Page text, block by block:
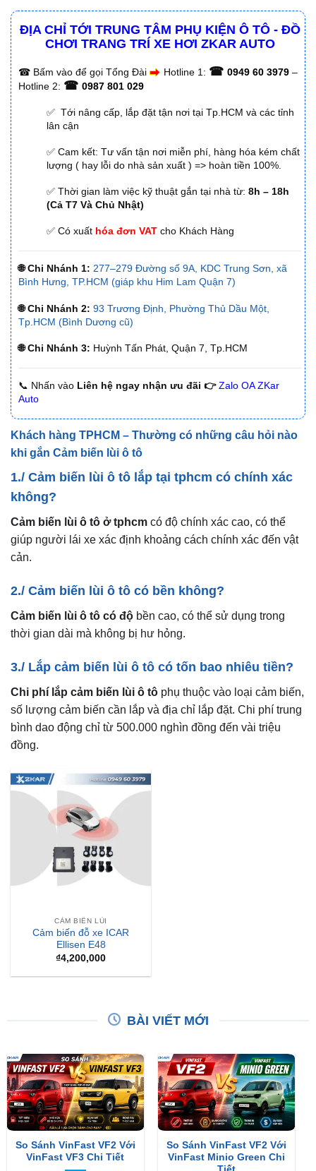
ĐỊA CHỈ TỚI TRUNG TÂM PHỤ KIỆN Ô TÔ - ĐỒ
CHƠI TRANG TRÍ XE HƠI ZKAR AUTO
☎ Bấm vào để gọi Tổng Đài Hotline 1: ☎ 0949 60 3979 –
Hotline 2: ☎ 0987 801 029
✅ Tới nâng cấp, lắp đặt tận nơi tại Tp.HCM và các tỉnh
lân cận
✅ Cam kết: Tư vấn tận nơi miễn phí, hàng hóa kém chất
lượng ( hay lỗi do nhà sản xuất ) => hoàn tiền 100%.
✅ Thời gian làm việc kỹ thuật gắn tại nhà từ: 8h – 18h
(Cả T7 Và Chủ Nhật)
✅ Có xuất hóa đơn VAT cho Khách Hàng
🌐 Chi Nhánh 1: 277–279 Đường số 9A, KDC Trung Sơn, xã
Bình Hưng, TP.HCM (giáp khu Him Lam Quận 7)
🌐 Chi Nhánh 2: 93 Trương Định, Phường Thủ Dầu Một,
Tp.HCM (Bình Dương cũ)
🌐 Chi Nhánh 3: Huỳnh Tấn Phát, Quận 7, Tp.HCM
📞 Nhấn vào Liên hệ ngay nhận ưu đãi 👉 Zalo OA ZKar
Auto
Khách hàng TPHCM – Thường có những câu hỏi nào
khi gắn Cảm biến lùi ô tô
1./ Cảm biến lùi ô tô lắp tại tphcm có chính xác
không?
Cảm biến lùi ô tô ở tphcm có độ chính xác cao, có thể
giúp người lái xe xác định khoảng cách chính xác đến vật
cản.
2./ Cảm biến lùi ô tô có bền không?
Cảm biến lùi ô tô có độ bền cao, có thể sử dụng trong
thời gian dài mà không bị hư hỏng.
3./ Lắp cảm biến lùi ô tô có tốn bao nhiêu tiền?
Chi phí lắp cảm biến lùi ô tô phụ thuộc vào loại cảm biến,
số lượng cảm biến cần lắp và địa chỉ lắp đặt. Chi phí trung
bình dao động chỉ từ 500.000 nghìn đồng đến vài triệu
đồng.
CẢM BIẾN LÙI
Cảm biến đỗ xe ICAR
Ellisen E48
₫4,200,000
BÀI VIẾT MỚI
So Sánh VinFast VF2 Với
VinFast VF3 Chi Tiết
So Sánh VinFast VF2 Với
VinFast Minio Green Chi